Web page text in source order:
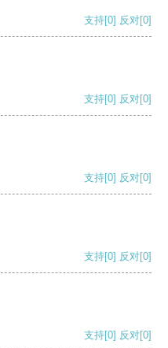
支持[0] 反对[0]
支持[0] 反对[0]
支持[0] 反对[0]
支持[0] 反对[0]
支持[0] 反对[0]